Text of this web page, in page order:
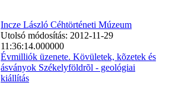
Incze László Céhtörténeti Múzeum
Utolsó módosítás: 2012-11-29
11:36:14.000000
Évmilliók üzenete. Kövületek, kõzetek és
ásványok Székelyföldrõl - geológiai
kiállítás